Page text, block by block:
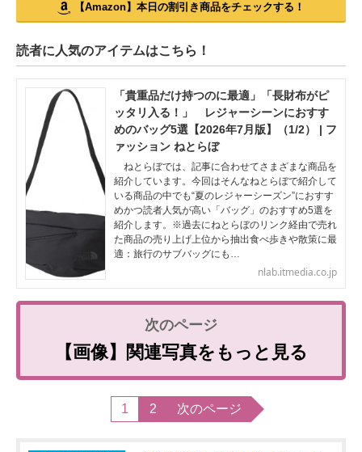
【Amazon】本日の割引き商品をチェックする！
読者に人気のアイテムはこちら！
「貴重品だけ持つのに最適」「長財布がピ
ッタリ入る！」 レジャーシーンにおすす
めのバッグ5選【2026年7月版】（1/2） | フ
ァッション ねとらぼ
ねとらぼでは、記事に合わせてさまざまな商品を
紹介しています。今回はそんなねとらぼで紹介して
いる商品の中でも“夏のレジャーシーズン”におすす
めかつ読者人気が高い「バッグ」のおすすめ5選を
紹介します。※過去にねとらぼのリンク経由で売れ
た商品の売り上げ上位から抽出食べ歩きや散策に最
適：旅行のサブバッグにも…
nlab.itmedia.co.jp
【画像】関連写真をもっと見る
1 2 次のページ